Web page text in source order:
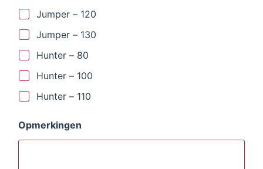
Jumper – 120
Jumper – 130
Hunter – 80
Hunter – 100
Hunter – 110
Opmerkingen